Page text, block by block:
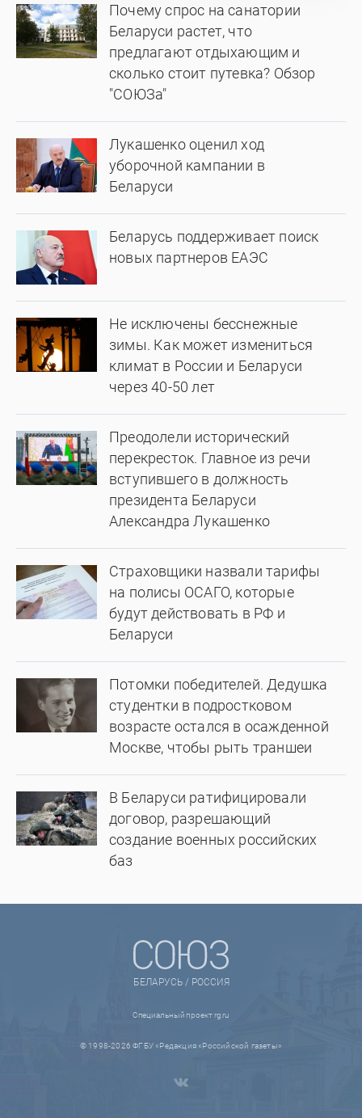
Почему спрос на санатории
Беларуси растет, что
предлагают отдыхающим и
сколько стоит путевка? Обзор
"СОЮЗа"
Лукашенко оценил ход
уборочной кампании в
Беларуси
Беларусь поддерживает поиск
новых партнеров ЕАЭС
Не исключены бесснежные
зимы. Как может измениться
климат в России и Беларуси
через 40-50 лет
Преодолели исторический
перекресток. Главное из речи
вступившего в должность
президента Беларуси
Александра Лукашенко
Страховщики назвали тарифы
на полисы ОСАГО, которые
будут действовать в РФ и
Беларуси
Потомки победителей. Дедушка
студентки в подростковом
возрасте остался в осажденной
Москве, чтобы рыть траншеи
В Беларуси ратифицировали
договор, разрешающий
создание военных российских
баз
БЕЛАРУСЬ / РОССИЯ
Специальный проект rg.ru
© 1998-2026 ФГБУ «Редакция «Российской газеты»